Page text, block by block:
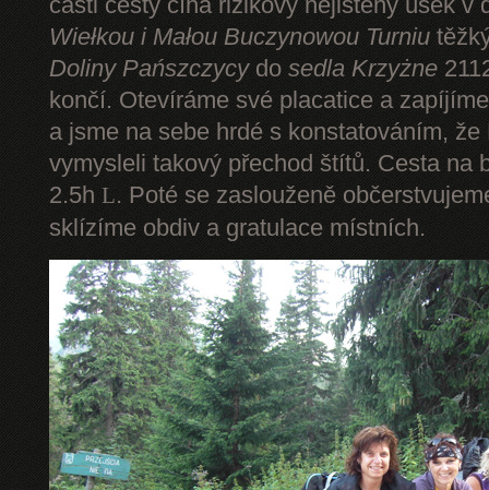
Wiełkou i Małou Buczynowou Turniu
Doliny Pańszczycydo sedla Krzyżne
končí. Otevíráme své placatice a
a jsme na sebe hrdé s konstatováním,
vymysleli takový přechod štítů. Cesta na
2.5h L. Poté se zaslouženě
sklízíme obdiv a gratulace místních.